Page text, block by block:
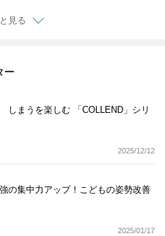
見る
ー
しまうを楽しむ 「COLLEND」シリ
2025/12/12
の集中力アップ！こどもの姿勢改善
2025/01/17